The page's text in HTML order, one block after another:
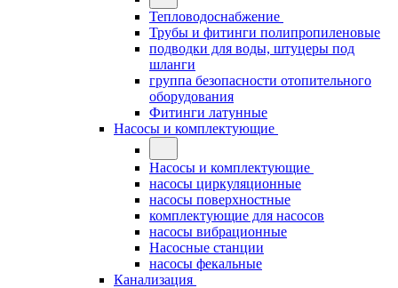
Тепловодоснабжение
Трубы и фитинги полипропиленовые
подводки для воды, штуцеры под
шланги
группа безопасности отопительного
оборудования
Фитинги латунные
Насосы и комплектующие
Насосы и комплектующие
насосы циркуляционные
насосы поверхностные
комплектующие для насосов
насосы вибрационные
Насосные станции
насосы фекальные
Канализация